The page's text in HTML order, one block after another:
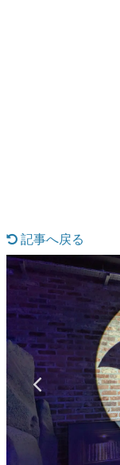
具体
です。
ゲ
「経験
の起源
イニー
カテゴ
特集記事
マンガ
記事へ戻る